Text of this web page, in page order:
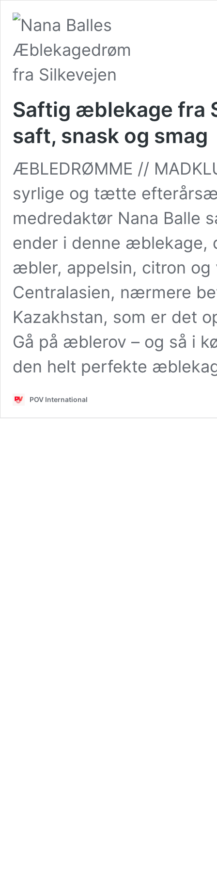
Saftig æblekage fra
saft, snask og smag
ÆBLEDRØMME //
syrlige og tætte
medredaktør Nana Balle
ender i denne æblekage,
æbler, appelsin, citron og
Centralasien, nærmere
Kazakhstan, som er det
Gå på æblerov – og så i
den helt perfekte
POV International